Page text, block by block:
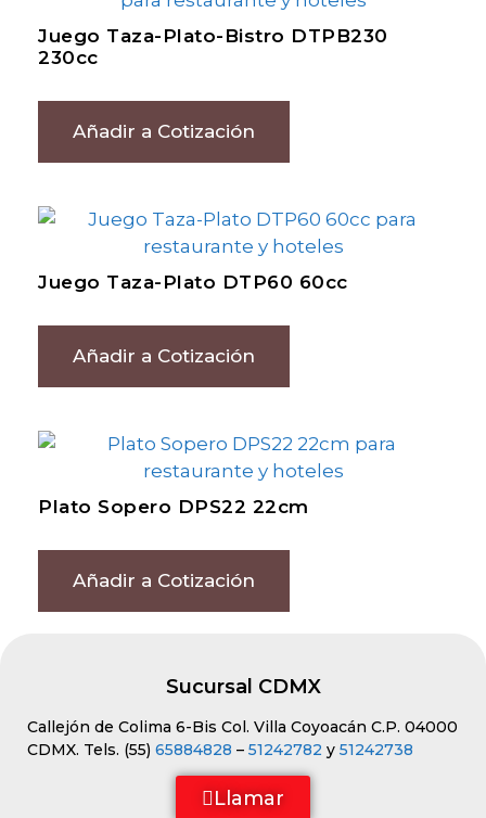
Juego Taza-Plato-Bistro DTPB230
230cc
Añadir a Cotización
Juego Taza-Plato DTP60 60cc
Añadir a Cotización
Plato Sopero DPS22 22cm
Añadir a Cotización
Sucursal CDMX
Callejón de Colima 6-Bis Col. Villa Coyoacán C.P. 04000
CDMX. Tels. (55) 65884828 – 51242782 y 51242738
Llamar